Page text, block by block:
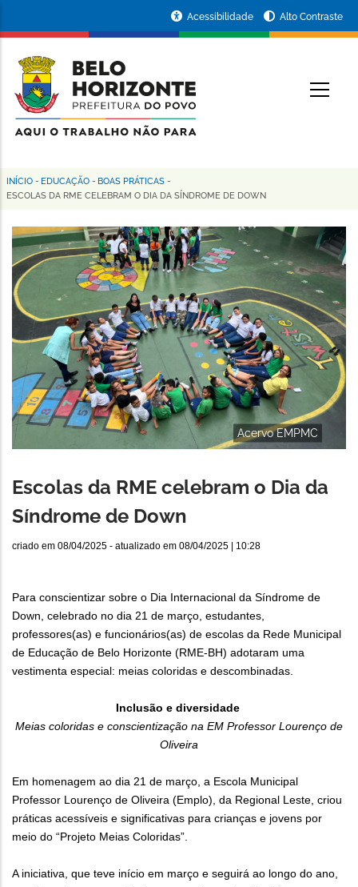
conteúdo
principal
da
Prefeitura
de
Horizonte
Acessibilidade Alto Contraste
Trilha
navegação
INÍCIO - EDUCAÇÃO - BOAS PRÁTICAS -
ESCOLAS DA RME CELEBRAM O DIA DA SÍNDROME DE DOWN
Acervo EMPMC
Escolas da RME celebram o Dia da
Síndrome de Down
criado em 08/04/2025 - atualizado em 08/04/2025 | 10:28
Para conscientizar sobre o Dia Internacional da Síndrome de
Down, celebrado no dia 21 de março, estudantes,
professores(as) e funcionários(as) de escolas da Rede Municipal
de Educação de Belo Horizonte (RME-BH) adotaram uma
vestimenta especial: meias coloridas e descombinadas.
Inclusão e diversidade
Meias coloridas e conscientização na EM Professor Lourenço de
Oliveira
Em homenagem ao dia 21 de março, a Escola Municipal
Professor Lourenço de Oliveira (Emplo), da Regional Leste, criou
práticas acessíveis e significativas para crianças e jovens por
meio do “Projeto Meias Coloridas”.
A iniciativa, que teve início em março e seguirá ao longo do ano,